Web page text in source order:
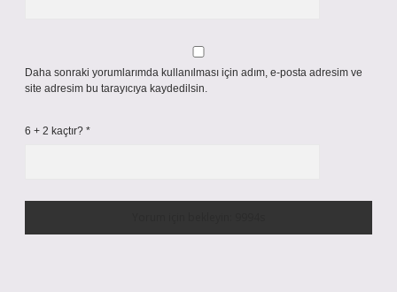
Daha sonraki yorumlarımda kullanılması için adım, e-posta adresim ve
site adresim bu tarayıcıya kaydedilsin.
6 + 2 kaçtır? *